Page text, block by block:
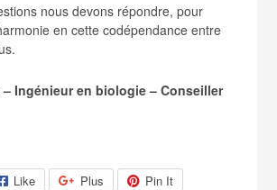
nous devons répondre, pour
en cette codépendance entre
– Ingénieur en biologie – Conseiller
Like Plus
Pin It